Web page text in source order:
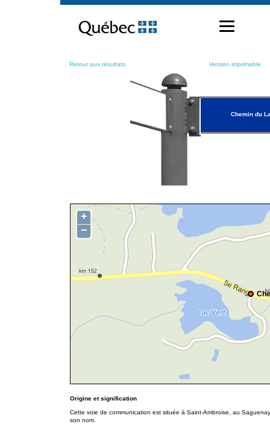
contenu
Retour aux résultats Version imprimable
Chemin du
+
−
Origine et signification
Cette voie de communication est située à Saint-Ambroise, au
son nom.